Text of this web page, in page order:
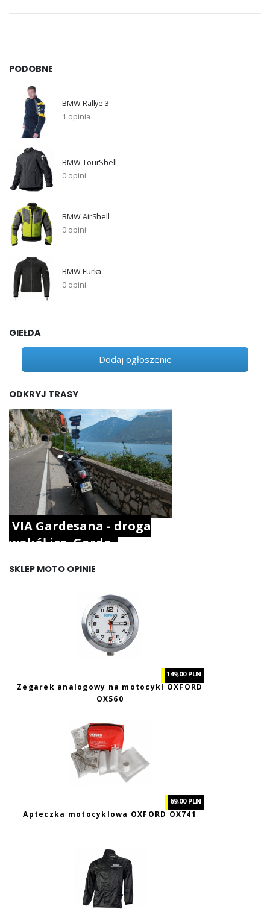
PODOBNE
BMW Rallye 3
1 opinia
BMW TourShell
0 opini
BMW AirShell
0 opini
BMW Furka
0 opini
GIEŁDA
Dodaj ogłoszenie
ODKRYJ TRASY
VIA Gardesana - droga
wokół jez. Garda.
SKLEP MOTO OPINIE
149,00 PLN
Zegarek analogowy na motocykl OXFORD
OX560
69,00 PLN
Apteczka motocyklowa OXFORD OX741